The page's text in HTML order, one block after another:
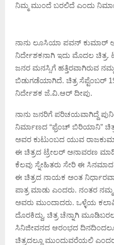
ನಿಮ್ಮ ಮುಂದೆ ಬರಲಿದೆ ಎಂದು
ನಾನು ಲೂಸಿಯಾ ಪವನ್ ಕುಮಾರ್
ನಿರ್ದೇಶಕನಾಗಿ ಇದು ಮೊದಲ
ಜನರ ಮನಸ್ಸಿಗೆ ಹತ್ತಿರವಾಗಿರುವ
ಬಿಡುಗಡೆಯಾಗಿದೆ. ಚಿತ್ರ ಸೆಪ್ಟೆಂಬರ್
ನಿರ್ದೇಶಕ ಜೆ.ವಿ.ಆರ್ ದೀಪು.
ನಾನು ಜನರಿಗೆ ಪರಿಚಯವಾಗಿದ್ದೆ
ನಿರ್ಮಾಣದ “ಫ್ರೆಂಚ್ ಬಿರಿಯಾನಿ”
ಅವರ ಕುಟುಂಬದ ಯುವ
ಈ ಚಿತ್ರದ ಟ್ರೇಲರ್ ಅನಾವರಣ
ಕೆಲವು ಸ್ನೇಹಿತರು ಸೇರಿ ಈ ಸಿನಮಾದ
ಈ ಚಿತ್ರದ ನಾಯಕ ಅಂತ
ಪಾತ್ರ ಮಾಡು ಎಂದರು. ನಂತರ
ಅವರು ಮುಂದಾದರು. ಒಳ್ಳೆಯ
ದೊರಕಿದ್ದು, ಚಿತ್ರ ಚೆನ್ನಾಗಿ‌
ಸಿನಿಜೀವನದ ಆರಂಭದ ದಿನದಿಂದಲೂ
ಚಿತ್ರದಲ್ಲೂ ಮುಂದುವರೆಯಲಿ